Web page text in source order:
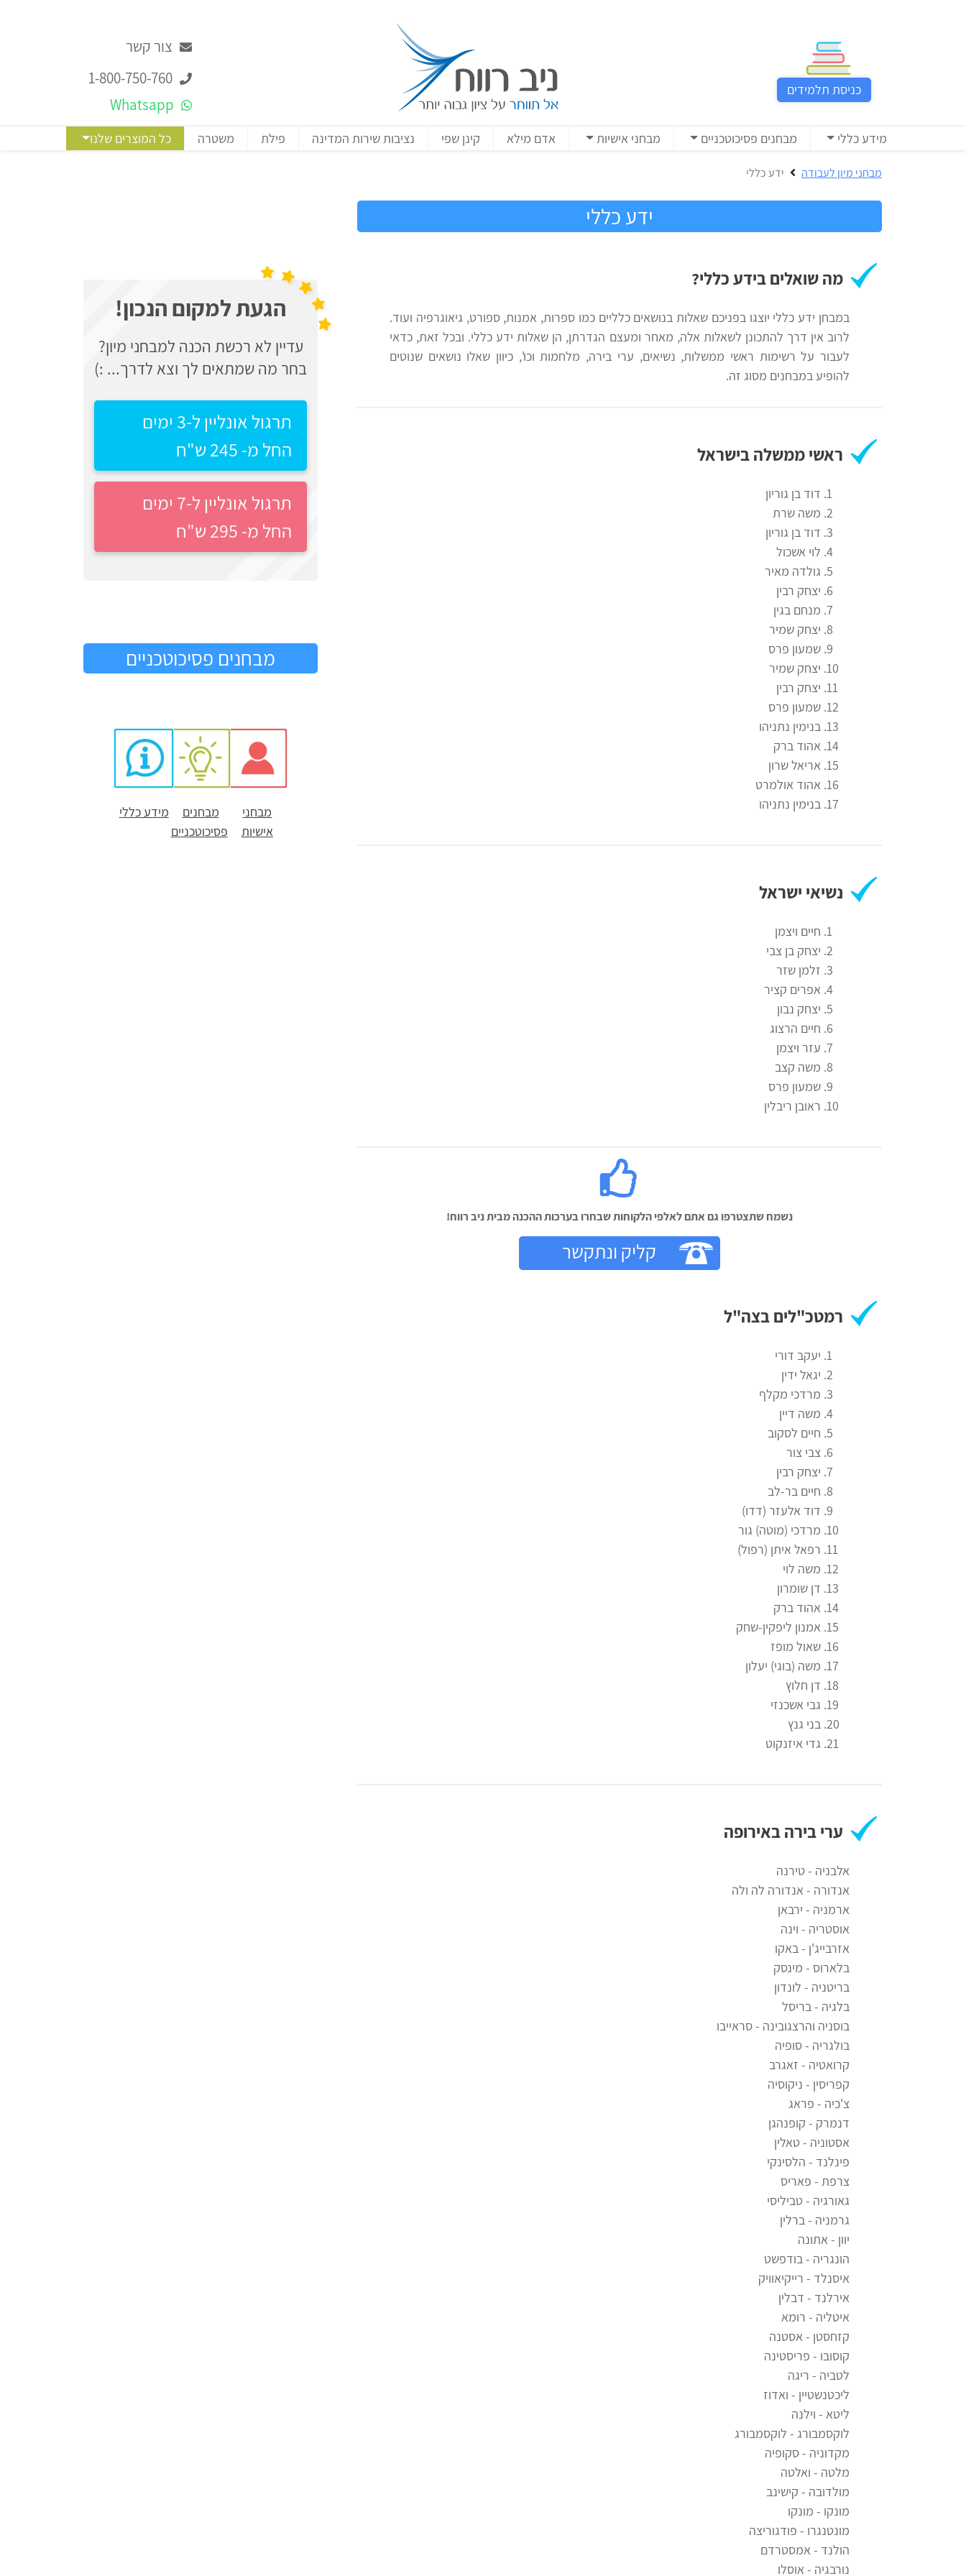
כניסת תלמידים
צור קשר
1-800-750-760
מידע כללי מבחנים פסיכוטכניים מבחני אישיות אדם מילא קינן שפי נציבות שירות המדינה פילת משטרה כל המוצרים שלנו
מבחני מיון לעבודה ידע כללי
ידע כללי
מה שואלים בידע כללי?
במבחן ידע כללי יוצגו בפניכם שאלות בנושאים כלליים כמו ספרות, אמנות, ספורט, גיאוגרפיה ועוד.
לרוב אין דרך להתכונן לשאלות אלה, מאחר ומעצם הגדרתן, הן שאלות ידע כללי. ובכל זאת, כדאי
לעבור על רשימות ראשי ממשלות, נשיאים, ערי בירה, מלחמות וכו', כיוון שאלו נושאים שנוטים
להופיע במבחנים מסוג זה.
ראשי ממשלה בישראל
דוד בן גוריון
משה שרת
דוד בן גוריון
לוי אשכול
גולדה מאיר
יצחק רבין
מנחם בגין
יצחק שמיר
שמעון פרס
יצחק שמיר
יצחק רבין
שמעון פרס
בנימין נתניהו
אהוד ברק
אריאל שרון
אהוד אולמרט
בנימין נתניהו
נשיאי ישראל
חיים ויצמן
יצחק בן צבי
זלמן שזר
אפרים קציר
יצחק נבון
חיים הרצוג
עזר ויצמן
משה קצב
שמעון פרס
ראובן ריבלין
נשמח שתצטרפו גם אתם לאלפי הלקוחות שבחרו בערכות ההכנה מבית ניב רווח!‬
קליק ונתקשר
רמטכ"לים בצה"ל
יעקב דורי
יגאל ידין
מרדכי מקלף
משה דיין
חיים לסקוב
צבי צור
יצחק רבין
חיים בר-לב
דוד אלעזר (דדו)
מרדכי (מוטה) גור
רפאל איתן (רפול)
משה לוי
דן שומרון
אהוד ברק
אמנון ליפקין-שחק
שאול מופז
משה (בוגי) יעלון
דן חלוץ
גבי אשכנזי
בני גנץ
גדי איזנקוט
ערי בירה באירופה
אלבניה - טירנה
אנדורה - אנדורה לה ולה
ארמניה - ירבאן
אוסטריה - וינה
אזרבייג'ן - באקו
בלארוס - מינסק
בריטניה - לונדון
בלגיה - בריסל
בוסניה והרצגובינה - סראייבו
בולגריה - סופיה
קרואטיה - זאגרב
קפריסין - ניקוסיה
צ'כיה - פראג
דנמרק - קופנהגן
אסטוניה - טאלין
פינלנד - הלסינקי
צרפת - פאריס
גאורגיה - טביליסי
גרמניה - ברלין
יוון - אתונה
הונגריה - בודפשט
איסנלד - רייקיאוויק
אירלנד - דבלין
איטליה - רומא
קזחסטן - אסטנה
קוסובו - פריסטינה
לטביה - ריגה
ליכטנשטיין - ואדוז
ליטא - וילנה
לוקסמבורג - לוקסמבורג
מקדוניה - סקופיה
מלטה - ואלטה
מולדובה - קישינב
מונקו - מונקו
מונטנגרו - פודגוריצה
הולנד - אמסטרדם
נורבגיה - אוסלו
הגעת למקום הנכון!
עדיין לא רכשת הכנה למבחני מיון?
בחר מה שמתאים לך וצא לדרך... :)
תרגול אונליין ל-3 ימים
החל מ- 245 ש"ח
תרגול אונליין ל-7 ימים
החל מ- 295 ש"ח
מבחנים פסיכוטכניים
מבחני
אישיות
מבחנים
פסיכוטכניים
מידע כללי